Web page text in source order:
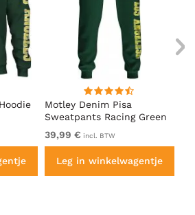
Motley Denim Pisa
Sweatpants Racing Green
39,99 € incl. BTW
Leg in winkelwagentje